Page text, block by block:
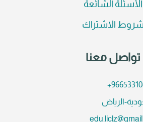
الأسئلة الشائعة
شروط الاشتراك
تواصل معنا
الرياض